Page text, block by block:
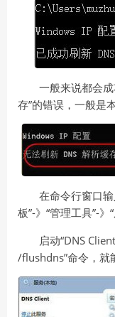
一般来说都会
存”的错误，一般是
在命令行窗口
板”-》“管理工具”-》
启动“DNS
/flushdns”命令，就